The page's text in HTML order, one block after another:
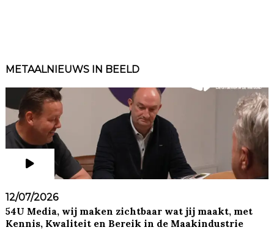
METAALNIEUWS IN BEELD
12/07/2026
54U Media, wij maken zichtbaar wat jij maakt, met
Kennis, Kwaliteit en Bereik in de Maakindustrie